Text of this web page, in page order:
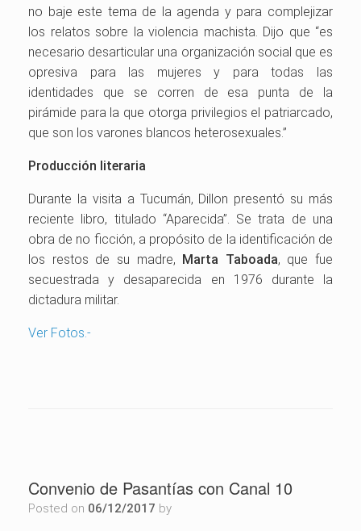
no baje este tema de la agenda y para complejizar
los relatos sobre la violencia machista. Dijo que “es
necesario desarticular una organización social que es
opresiva para las mujeres y para todas las
identidades que se corren de esa punta de la
pirámide para la que otorga privilegios el patriarcado,
que son los varones blancos heterosexuales.”
Producción literaria
Durante la visita a Tucumán, Dillon presentó su más
reciente libro, titulado “Aparecida”. Se trata de una
obra de no ficción, a propósito de la identificación de
los restos de su madre, Marta Taboada, que fue
secuestrada y desaparecida en 1976 durante la
dictadura militar.
Ver Fotos.-
Convenio de Pasantías con Canal 10
Posted on 06/12/2017 by